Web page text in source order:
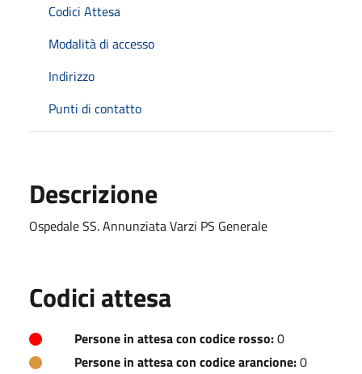
Codici Attesa
Modalità di accesso
Indirizzo
Punti di contatto
Descrizione
Ospedale SS. Annunziata Varzi PS Generale
Codici attesa
Persone in attesa con codice rosso:0
Persone in attesa con codice arancione:0